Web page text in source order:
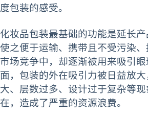
度包装的感受。
化妆品包装最基础的功能是延长产
使之便于运输、携带且不受污染
市场竞争中，却逐渐被用来吸引眼
面，包装的外在吸引力被日益放
大、层数过多、设计过于复杂等
在，造成了严重的资源浪费。